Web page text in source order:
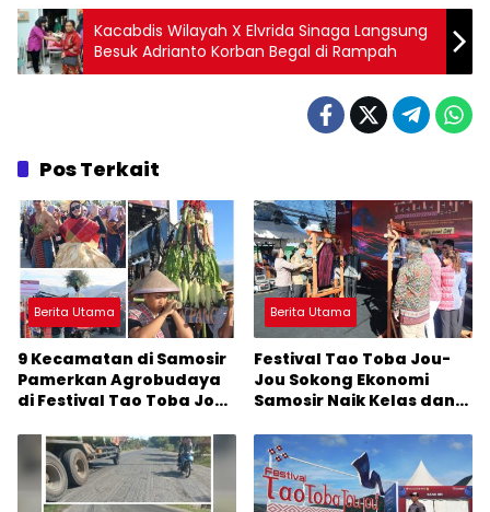
Kacabdis Wilayah X Elvrida Sinaga Langsung
Besuk Adrianto Korban Begal di Rampah
Pos Terkait
Berita Utama
9 Kecamatan di Samosir
Pamerkan Agrobudaya
di Festival Tao Toba Jou-
Produk Lokal agar
Terkenal
Berita Utama
Festival Tao Toba Jou-
Jou Sokong Ekonomi
Samosir Naik Kelas dan
Sumber Pertumbuhan
Ekonomi Baru